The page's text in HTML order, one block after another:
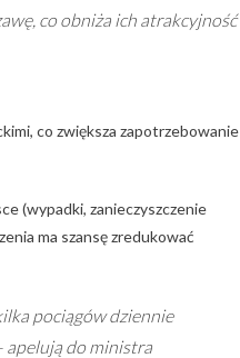
co obniża ich atrakcyjność
co zwiększa zapotrzebowanie
(wypadki, zanieczyszczenie
ma szansę zredukować
pociągów dziennie
apelują do ministra